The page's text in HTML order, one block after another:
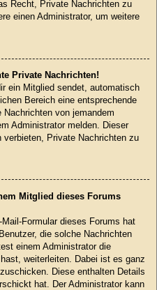
Recht, Private Nachrichten zu
einen Administrator, um weitere
Private Nachrichten!
ein Mitglied sendet, automatisch
Bereich eine entsprechende
von jemandem
Administrator melden. Dieser
verbieten, Private Nachrichten zu
Mitglied dieses Forums
Formular dieses Forums hat
die solche Nachrichten
einem Administrator die
weiterleiten. Dabei ist es ganz
Diese enthalten Details
hat. Der Administrator kann